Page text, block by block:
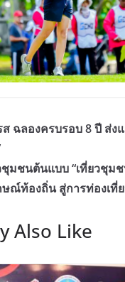
ส ฉลองครบรอบ 8 ปี ส่ง
มชนต้นแบบ “เที่ยวชุม
ณ์ท้องถิ่น สู่การท่องเที่
Also Like